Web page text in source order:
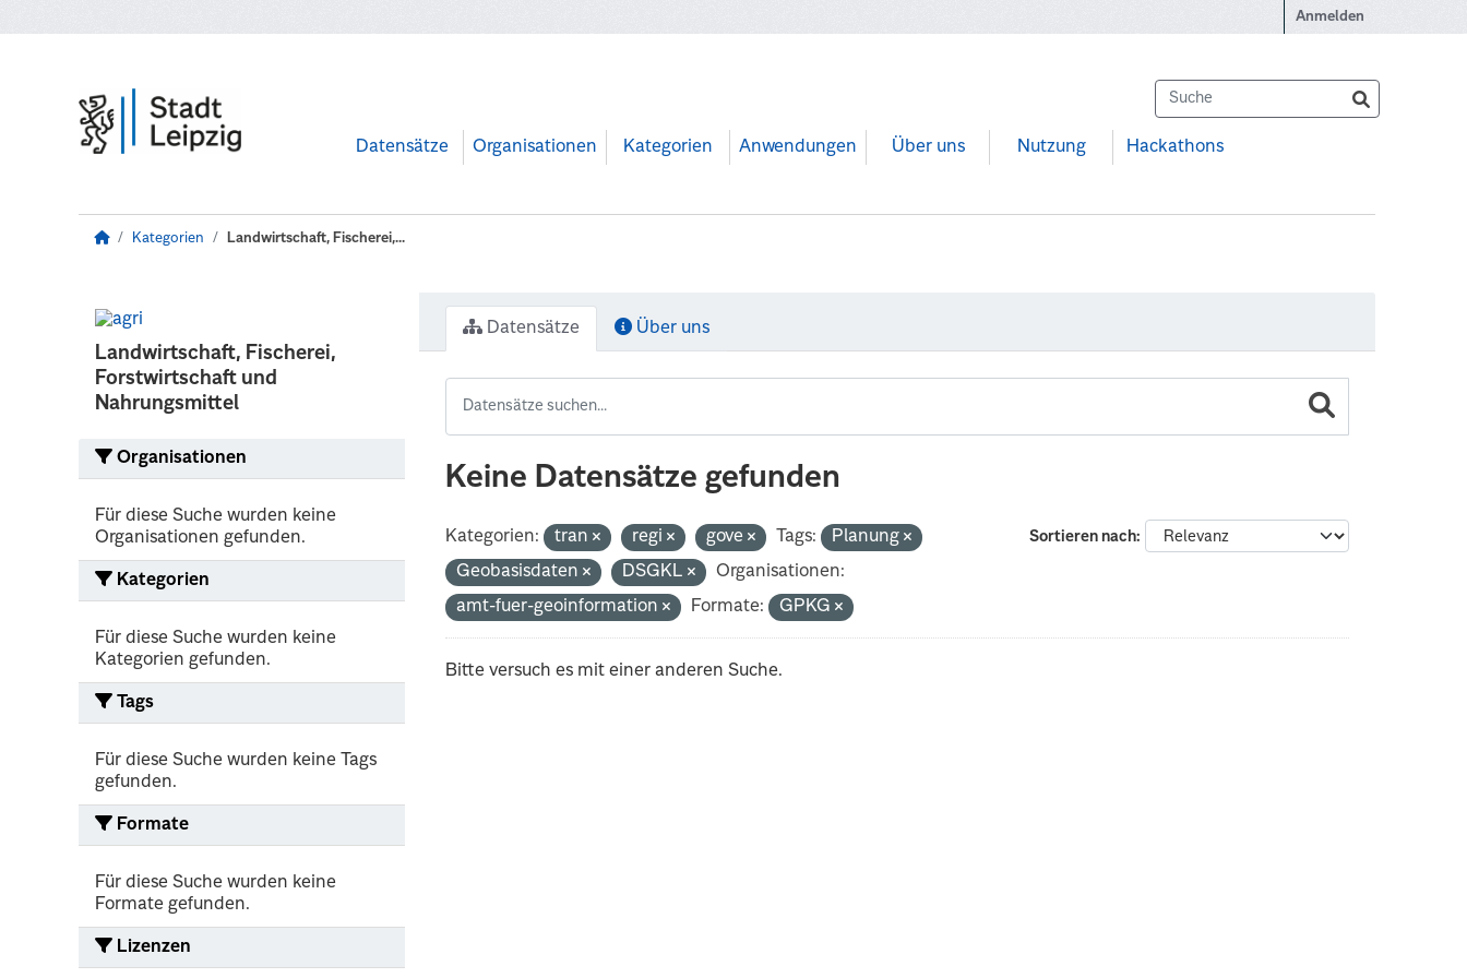
Anmelden
Datensätze Organisationen Kategorien Anwendungen Über uns Nutzung Hackathons
Kategorien Landwirtschaft, Fischerei,...
Landwirtschaft, Fischerei,
Forstwirtschaft und
Nahrungsmittel
Organisationen
Für diese Suche wurden keine
Organisationen gefunden.
Kategorien
Für diese Suche wurden keine
Kategorien gefunden.
Tags
Für diese Suche wurden keine Tags
gefunden.
Formate
Für diese Suche wurden keine
Formate gefunden.
Lizenzen
Datensätze Über uns
Keine Datensätze gefunden
Sortieren nach
Kategorien: tran regi gove Tags:
Planung
Geobasisdaten
DSGKL
Organisationen:
amt-fuer-geoinformation
Formate: GPKG
Bitte versuch es mit einer anderen Suche.